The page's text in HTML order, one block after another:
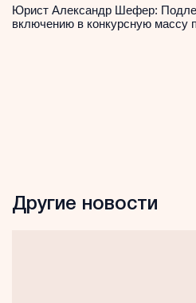
Юрист Александр Шефер:
включению в конкурсную массу
Другие новости